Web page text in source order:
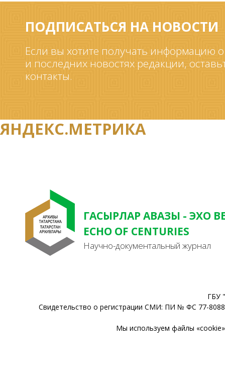
ПОДПИСАТЬСЯ НА НОВОСТИ
Если вы хотите получать информацию
и последних новостях редакции,
контакты.
ЯНДЕКС.МЕТРИКА
ГАСЫРЛАР АВАЗЫ - ЭХО
ECHO OF CENTURIES
Научно-документальный журнал
ГБУ
Свидетельство о регистрации СМИ: ПИ № ФС 77-
Мы используем файлы «cookie»